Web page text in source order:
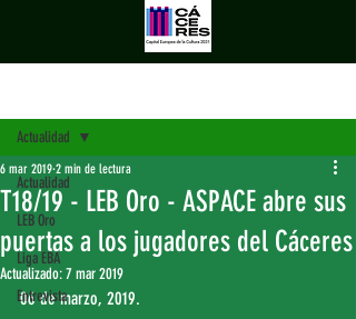
Actualidad
LEB Oro
Liga EBA
Entrevista
Actualidad
T18/19 - LEB Oro - ASPACE abre sus
puertas a los jugadores del Cáceres
6 mar 2019 2 min de lectura
Actualizado:7 mar 2019
06 de marzo, 2019.